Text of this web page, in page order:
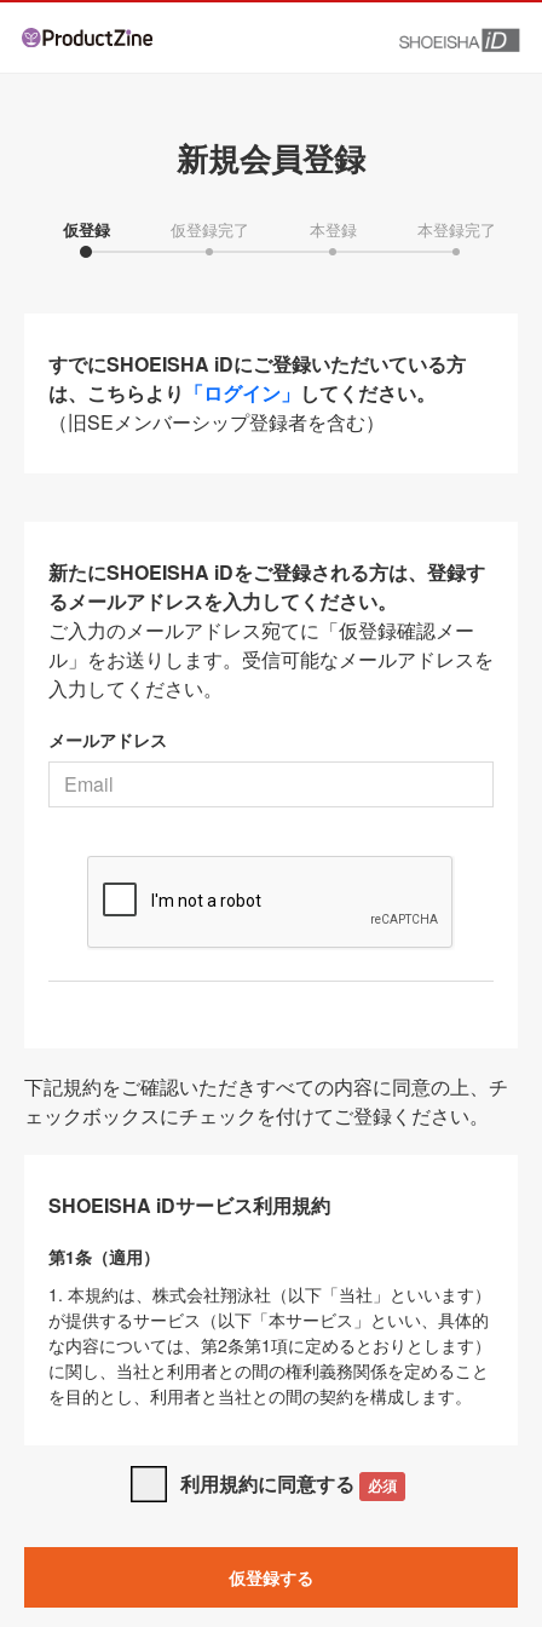
新規会員登録
仮登録 仮登録完了 本登録 本登録完了
すでにSHOEISHA iDにご登録いただいている方
は、こちらより 「ログイン」 してください。
（旧SEメンバーシップ登録者を含む）
新たにSHOEISHA iDをご登録される方は、登録す
るメールアドレスを入力してください。
ご入力のメールアドレス宛てに「仮登録確認メー
ル」をお送りします。受信可能なメールアドレスを
入力してください。
メールアドレス
下記規約をご確認いただきすべての内容に同意の上、チ
ェックボックスにチェックを付けてご登録ください。
SHOEISHA iDサービス利用規約
第1条（適用）
1. 本規約は、株式会社翔泳社（以下「当社」といいます）
が提供するサービス（以下「本サービス」といい、具体的
な内容については、第2条第1項に定めるとおりとします）
に関し、当社と利用者との間の権利義務関係を定めること
を目的とし、利用者と当社との間の契約を構成します。
SHOEISHA iDプライバシーポリシー」及び「
サイト上でのデータの利用について（Cookieポリシー）
3. 本規約の内容と、前項に記載する定めその他当社が定め
利用規約に同意する 必須
仮登録する